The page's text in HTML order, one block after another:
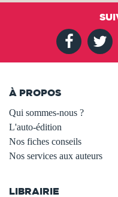
À PROPOS
Qui sommes-nous ?
L'auto-édition
Nos fiches conseils
Nos services aux auteurs
LIBRAIRIE